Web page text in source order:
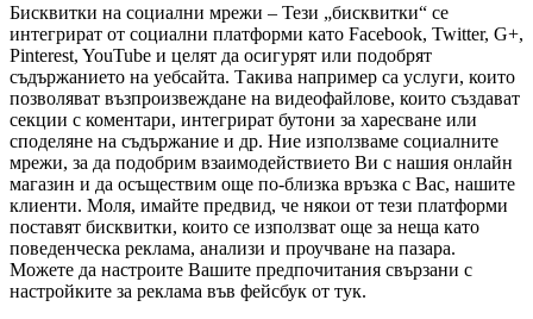
Бисквитки на социални мрежи – Тези „бисквитки“ се
интегрират от социални платформи като Facebook, Twitter, G+,
Pinterest, YouTube и целят да осигурят или подобрят
съдържанието на уебсайта. Такива например са услуги, които
позволяват възпроизвеждане на видеофайлове, които създават
секции с коментари, интегрират бутони за харесване или
споделяне на съдържание и др. Ние използваме социалните
мрежи, за да подобрим взаимодействието Ви с нашия онлайн
магазин и да осъществим още по-близка връзка с Вас, нашите
клиенти. Моля, имайте предвид, че някои от тези платформи
поставят бисквитки, които се използват още за неща като
поведенческа реклама, анализи и проучване на пазара.
Можете да настроите Вашите предпочитания свързани с
настройките за реклама във фейсбук от тук.